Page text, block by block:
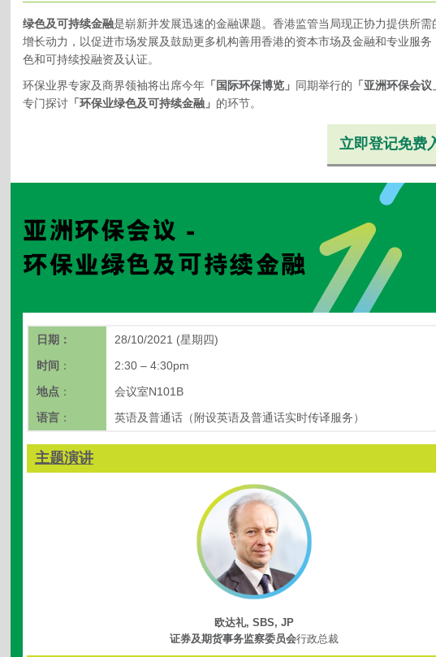
绿色及可持续金融是崭新并发展迅速的金融课题。香港监管当局现正协力提供所需
增长动力，以促进市场发展及鼓励更多机构善用香港的资本市场及金融和专业服务
色和可持续投融资及认证。
环保业界专家及商界领袖将出席今年 「国际环保博览」 同期举行的 「亚洲环保会议
专门探讨 「环保业绿色及可持续金融」 的环节。
立即登记免费
日期：
28/10/2021 (星期四)
时间 ：
2:30 – 4:30pm
地点 ：
会议室N101B
语言 ： 英语及普通话（附设英语及普通话实时传译服务）
主题演讲
欧达礼, SBS, JP
证券及期货事务监察委员会行政总裁